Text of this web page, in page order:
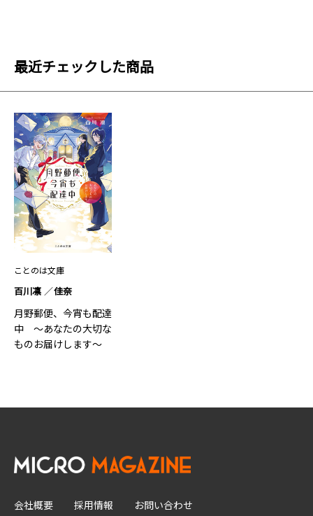
最近チェックした商品
ことのは文庫
百川凛 佳奈
月野郵便、今宵も配達
中 ～あなたの大切な
ものお届けします～
会社概要 採用情報 お問い合わせ